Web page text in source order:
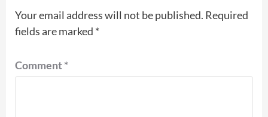
Your email address will not be published. Required
fields are marked *
Comment*